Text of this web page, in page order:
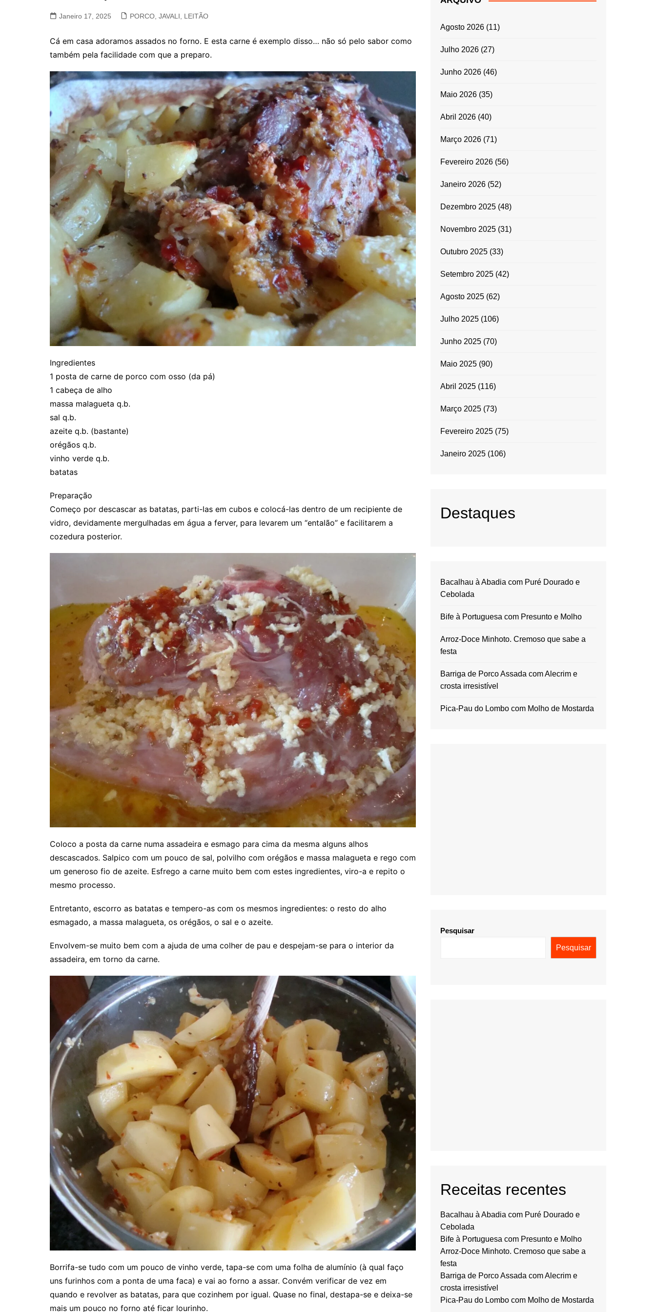
VACA, VITELA, NOVILHO
ENTRADAS E
GRATINADOS
MASSAS
TEMPEROS
MICRO-ONDAS
PORTUGUESA
Janeiro 17, 2025 PORCO, JAVALI, LEITÃO
Cá em casa adoramos assados no forno. E esta carne é exemplo disso… não só pelo sabor como
também pela facilidade com que a preparo.
Ingredientes
1 posta de carne de porco com osso (da pá)
1 cabeça de alho
massa malagueta q.b.
sal q.b.
azeite q.b. (bastante)
orégãos q.b.
vinho verde q.b.
batatas
Preparação
Começo por descascar as batatas, parti-las em cubos e colocá-las dentro de um recipiente de
vidro, devidamente mergulhadas em água a ferver, para levarem um “entalão” e facilitarem a
cozedura posterior.
Coloco a posta da carne numa assadeira e esmago para cima da mesma alguns alhos
descascados. Salpico com um pouco de sal, polvilho com orégãos e massa malagueta e rego com
um generoso fio de azeite. Esfrego a carne muito bem com estes ingredientes, viro-a e repito o
mesmo processo.
Entretanto, escorro as batatas e tempero-as com os mesmos ingredientes: o resto do alho
esmagado, a massa malagueta, os orégãos, o sal e o azeite.
Envolvem-se muito bem com a ajuda de uma colher de pau e despejam-se para o interior da
assadeira, em torno da carne.
Borrifa-se tudo com um pouco de vinho verde, tapa-se com uma folha de alumínio (à qual faço
uns furinhos com a ponta de uma faca) e vai ao forno a assar. Convém verificar de vez em
quando e revolver as batatas, para que cozinhem por igual. Quase no final, destapa-se e deixa-se
mais um pouco no forno até ficar lourinho.
Agosto 2026 (11)
Julho 2026 (27)
Junho 2026 (46)
Maio 2026 (35)
Abril 2026 (40)
Março 2026 (71)
Fevereiro 2026 (56)
Janeiro 2026 (52)
Dezembro 2025 (48)
Novembro 2025 (31)
Outubro 2025 (33)
Setembro 2025 (42)
Agosto 2025 (62)
Julho 2025 (106)
Junho 2025 (70)
Maio 2025 (90)
Abril 2025 (116)
Março 2025 (73)
Fevereiro 2025 (75)
Janeiro 2025 (106)
Destaques
Bacalhau à Abadia com Puré Dourado e
Cebolada
Bife à Portuguesa com Presunto e Molho
Arroz-Doce Minhoto. Cremoso que sabe a
festa
Barriga de Porco Assada com Alecrim e
crosta irresistível
Pica-Pau do Lombo com Molho de Mostarda
Pesquisar
Pesquisar
Receitas recentes
Bacalhau à Abadia com Puré Dourado e
Cebolada
Bife à Portuguesa com Presunto e Molho
Arroz-Doce Minhoto. Cremoso que sabe a
festa
Barriga de Porco Assada com Alecrim e
crosta irresistível
Pica-Pau do Lombo com Molho de Mostarda